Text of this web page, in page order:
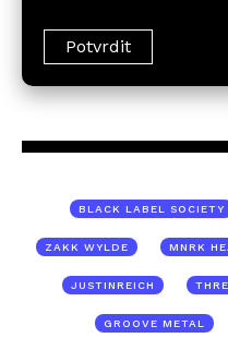
BLACK LABEL SOCIETY
ZAKK WYLDE MNRK
JUSTINREICH
GROOVE METAL